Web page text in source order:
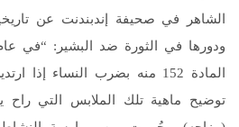
الشاهر في صحيفة إندبندنت عن
المادة 152 منه بضرب النساء
توضيح ماهية تلك الملابس التي